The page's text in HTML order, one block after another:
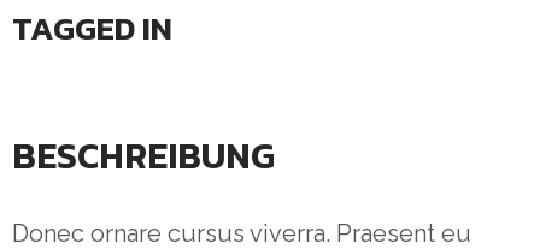
TAGGED IN
BESCHREIBUNG
Donec ornare cursus viverra. Praesent eu